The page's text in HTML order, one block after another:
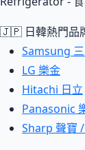
🇯🇵 日韓熱門品
Samsung
LG 樂金
Hitachi 日立
Panasonic
Sharp 聲寶